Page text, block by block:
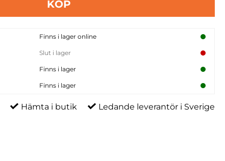
KÖP
Finns i lager online
Slut i lager
Finns i lager
Finns i lager
Hämta i butik Ledande leverantör i Sverige